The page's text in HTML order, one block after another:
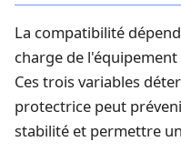
La compatibilité
charge de
Ces trois variables
protectrice peut
stabilité et permettre